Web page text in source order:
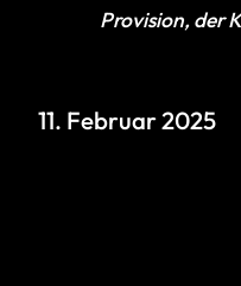
Provision, der
11. Februar 2025